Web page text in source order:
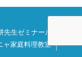
先生ゼミナール
ャ家庭料理教室